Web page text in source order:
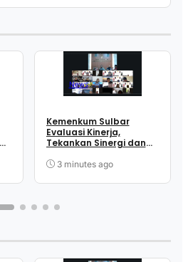
News
Kemenkum Sulbar
Evaluasi Kinerja,
Tekankan Sinergi dan
Pelayanan
3 minutes ago